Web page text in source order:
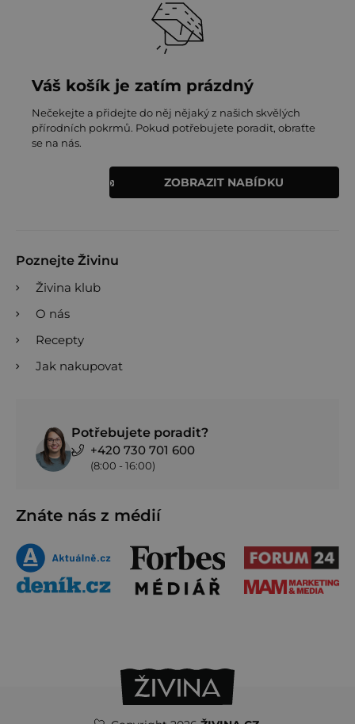
Váš košík je zatím prázdný
Nečekejte a přidejte do něj nějaký z našich skvělých
přírodních pokrmů. Pokud potřebujete poradit, obraťte
se na nás.
ZOBRAZIT NABÍDKU
Poznejte Živinu
Živina klub
O nás
Recepty
Jak nakupovat
Potřebujete poradit?
+420 730 701 600
(8:00 - 16:00)
Znáte nás z médií